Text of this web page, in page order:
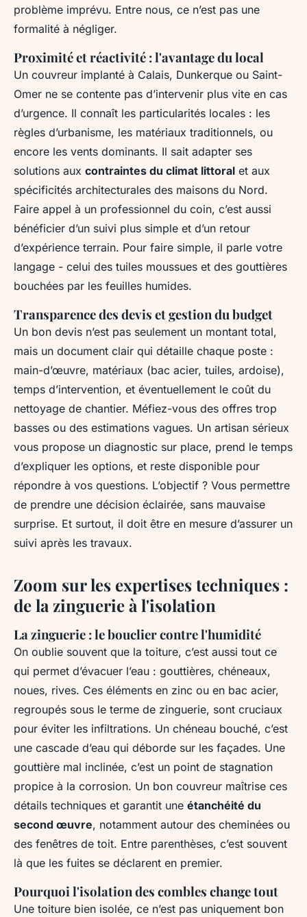
problème imprévu. Entre nous, ce n’est pas une
formalité à négliger.
Proximité et réactivité : l'avantage du local
Un couvreur implanté à Calais, Dunkerque ou Saint-
Omer ne se contente pas d’intervenir plus vite en cas
d’urgence. Il connaît les particularités locales : les
règles d’urbanisme, les matériaux traditionnels, ou
encore les vents dominants. Il sait adapter ses
solutions aux contraintes du climat littoral et aux
spécificités architecturales des maisons du Nord.
Faire appel à un professionnel du coin, c’est aussi
bénéficier d’un suivi plus simple et d’un retour
d’expérience terrain. Pour faire simple, il parle votre
langage - celui des tuiles moussues et des gouttières
bouchées par les feuilles humides.
Transparence des devis et gestion du budget
Un bon devis n’est pas seulement un montant total,
mais un document clair qui détaille chaque poste :
main-d’œuvre, matériaux (bac acier, tuiles, ardoise),
temps d’intervention, et éventuellement le coût du
nettoyage de chantier. Méfiez-vous des offres trop
basses ou des estimations vagues. Un artisan sérieux
vous propose un diagnostic sur place, prend le temps
d’expliquer les options, et reste disponible pour
répondre à vos questions. L’objectif ? Vous permettre
de prendre une décision éclairée, sans mauvaise
surprise. Et surtout, il doit être en mesure d’assurer un
suivi après les travaux.
Zoom sur les expertises techniques :
de la zinguerie à l'isolation
La zinguerie : le bouclier contre l'humidité
On oublie souvent que la toiture, c’est aussi tout ce
qui permet d’évacuer l’eau : gouttières, chéneaux,
noues, rives. Ces éléments en zinc ou en bac acier,
regroupés sous le terme de zinguerie, sont cruciaux
pour éviter les infiltrations. Un chéneau bouché, c’est
une cascade d’eau qui déborde sur les façades. Une
gouttière mal inclinée, c’est un point de stagnation
propice à la corrosion. Un bon couvreur maîtrise ces
détails techniques et garantit une étanchéité du
second œuvre, notamment autour des cheminées ou
des fenêtres de toit. Entre parenthèses, c’est souvent
là que les fuites se déclarent en premier.
Pourquoi l'isolation des combles change tout
Une toiture bien isolée, ce n’est pas uniquement bon